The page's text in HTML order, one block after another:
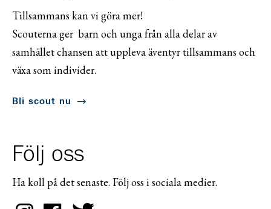
Tillsammans kan vi göra mer!
Scouterna ger barn och unga från alla delar av
samhället chansen att uppleva äventyr tillsammans och
växa som individer.
Bli scout nu
Följ oss
Ha koll på det senaste. Följ oss i sociala medier.